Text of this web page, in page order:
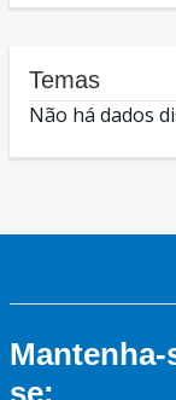
Temas
Não há dados